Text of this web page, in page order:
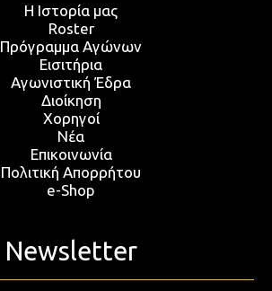
Η Ιστορία μας
Roster
Πρόγραμμα Αγώνων
Εισιτήρια
Αγωνιστική Έδρα
Διοίκηση
Χορηγοί
Νέα
Επικοινωνία
Πολιτική Απορρήτου
e-Shop
Newsletter